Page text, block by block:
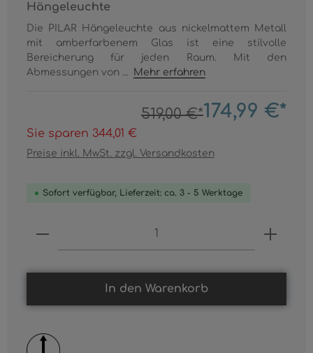
Hängeleuchte
Die PILAR Hängeleuchte aus nickelmattem Metall
mit amberfarbenem Glas ist eine stilvolle
Bereicherung für jeden Raum. Mit den
Abmessungen von ...
Mehr erfahren
519,00 €*174,99 €*
Sie sparen 344,01 €
Preise inkl. MwSt. zzgl. Versandkosten
Sofort verfügbar, Lieferzeit: ca. 3 - 5 Werktage
Produkt Anzahl: Gib den
In den Warenkorb